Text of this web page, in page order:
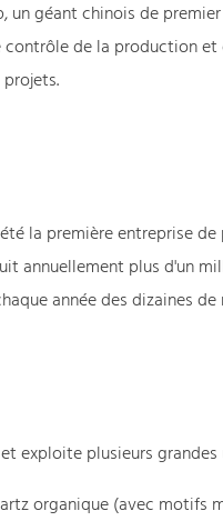
un géant chinois de
contrôle de la production
la première entreprise
annuellement plus d'un
année des dizaines
exploite plusieurs
organique (avec motifs